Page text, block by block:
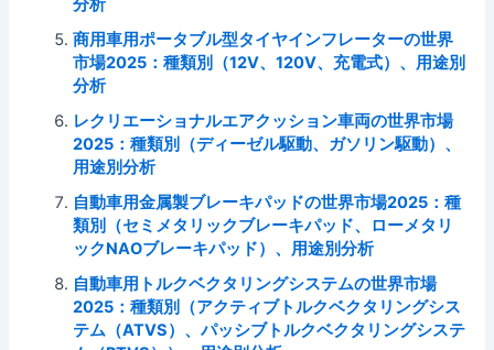
分析
商用車用ポータブル型タイヤインフレーターの世界
市場2025：種類別（12V、120V、充電式）、用途別
分析
レクリエーショナルエアクッション車両の世界市場
2025：種類別（ディーゼル駆動、ガソリン駆動）、
用途別分析
自動車用金属製ブレーキパッドの世界市場2025：種
類別（セミメタリックブレーキパッド、ローメタリ
ックNAOブレーキパッド）、用途別分析
自動車用トルクベクタリングシステムの世界市場
2025：種類別（アクティブトルクベクタリングシス
テム（ATVS）、パッシブトルクベクタリングシステ